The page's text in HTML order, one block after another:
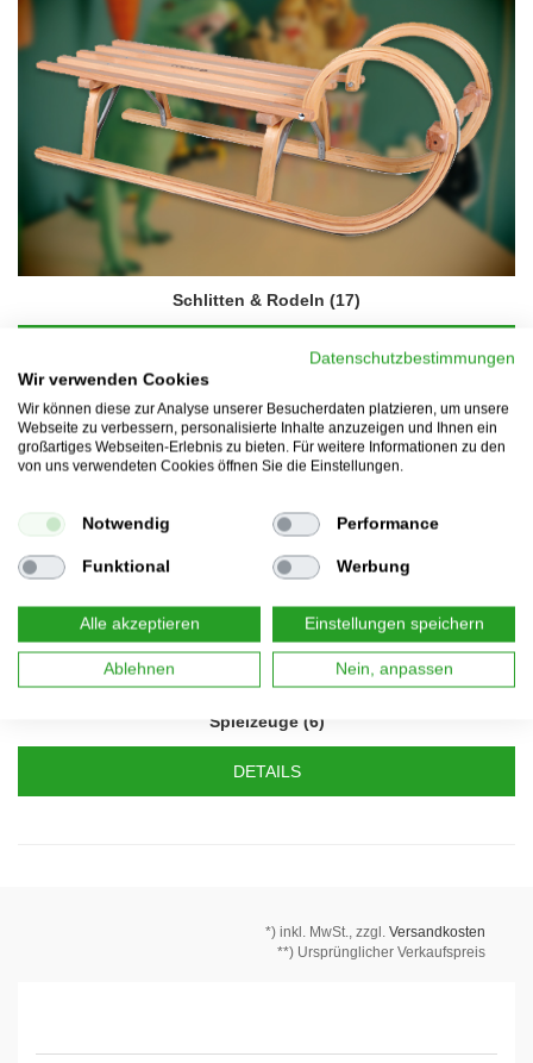
Schlitten & Rodeln (17)
Spielzeuge(6)
DETAILS
*) inkl. MwSt., zzgl. Versandkosten
**) Ursprünglicher Verkaufspreis
Datenschutzbestimmungen
Wir verwenden Cookies
Wir können diese zur Analyse unserer Besucherdaten platzieren, um unsere
Webseite zu verbessern, personalisierte Inhalte anzuzeigen und Ihnen ein
großartiges Webseiten-Erlebnis zu bieten. Für weitere Informationen zu den
von uns verwendeten Cookies öffnen Sie die Einstellungen.
Notwendig Performance
Funktional Werbung
Alle akzeptieren Einstellungen speichern
Ablehnen Nein, anpassen